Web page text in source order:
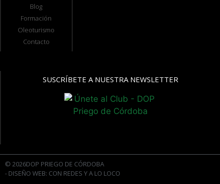
Blog
Formación
Oleoturismo
Contacto
SUSCRÍBETE A NUESTRA NEWSLETTER
© 2026DOP PRIEGO DE CÓRDOBA
- DISEÑO WEB: CON REDES Y A LO LOCO